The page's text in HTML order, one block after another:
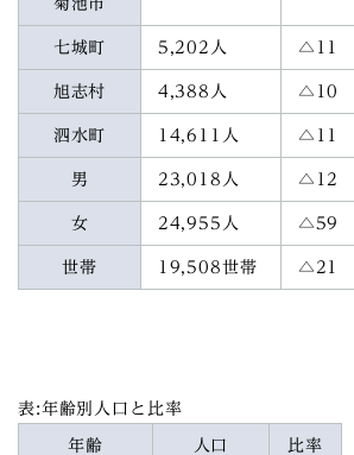
菊池市
七城町 5,202人 △11
旭志村 4,388人 △10
泗水町 14,611人 △11
男 23,018人 △12
女 24,955人 △59
世帯 19,508世帯 △21
表:年齢別人口と比率
年齢 人口 比率